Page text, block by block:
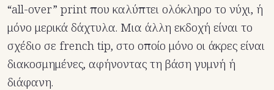
“all-over” print που καλύπτει ολόκληρο το νύχι, ή
μόνο μερικά δάχτυλα. Μια άλλη εκδοχή είναι το
σχέδιο σε french tip, στο οποίο μόνο οι άκρες είναι
διακοσμημένες, αφήνοντας τη βάση γυμνή ή
διάφανη.